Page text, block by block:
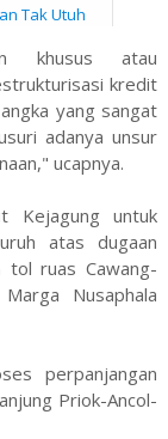
Tak Utuh
khusus atau
kredit
yang sangat
adanya unsur
ucapnya.
Kejagung untuk
atas dugaan
tol ruas Cawang-
Nusaphala
perpanjangan
Priok-Ancol-